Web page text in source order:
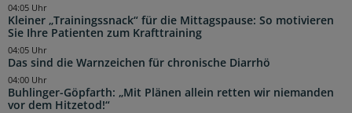
Kleiner „Trainingssnack“ für die Mittagspause: So motivieren
Sie Ihre Patienten zum Krafttraining
04:05 Uhr
Das sind die Warnzeichen für chronische Diarrhö
04:05 Uhr
Buhlinger-Göpfarth: „Mit Plänen allein retten wir niemanden
vor dem Hitzetod!“
04:00 Uhr